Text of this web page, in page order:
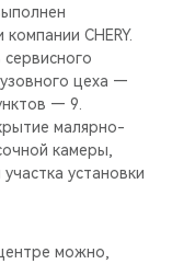
CHERY.
цеха —
— 9.
малярно-
камеры,
установки
можно,